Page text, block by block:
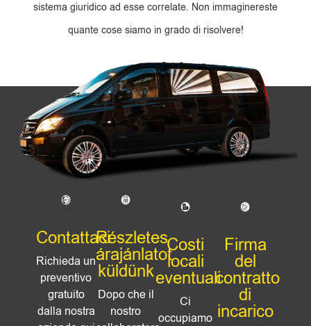
sistema giuridico ad esse correlate. Non immaginereste
quante cose siamo in grado di risolvere!
Contattaci
Richieda un
preventivo
gratuito
dalla nostra
Részletes
árajánlatot
küldünk
Dopo che il
nostro
Costi
locali
eventuali
Ci
occupiamo
Firma
del
contratto
di
incarico